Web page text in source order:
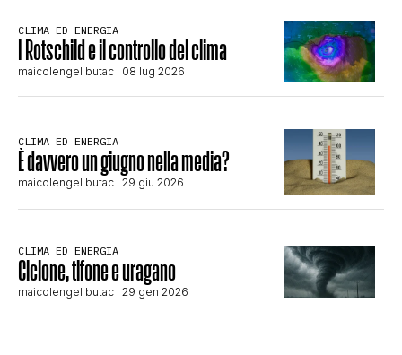
CLIMA ED ENERGIA
I Rotschild e il controllo del clima
maicolengel butac | 08 lug 2026
CLIMA ED ENERGIA
È davvero un giugno nella media?
maicolengel butac | 29 giu 2026
CLIMA ED ENERGIA
Ciclone, tifone e uragano
maicolengel butac | 29 gen 2026